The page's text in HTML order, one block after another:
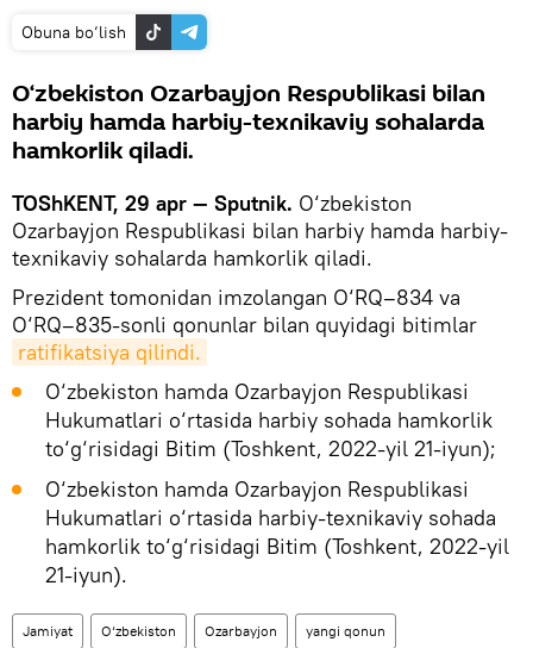
Obuna bo‘lish
O‘zbekiston Ozarbayjon Respublikasi bilan
harbiy hamda harbiy-texnikaviy sohalarda
hamkorlik qiladi.
TOShKENT, 29 apr — Sputnik. O‘zbekiston
Ozarbayjon Respublikasi bilan harbiy hamda harbiy-
texnikaviy sohalarda hamkorlik qiladi.
Prezident tomonidan imzolangan O‘RQ–834 va
O‘RQ–835-sonli qonunlar bilan quyidagi bitimlar
ratifikatsiya qilindi.
O‘zbekiston hamda Ozarbayjon Respublikasi
Hukumatlari o‘rtasida harbiy sohada hamkorlik
to‘g‘risidagi Bitim (Toshkent, 2022-yil 21-iyun);
O‘zbekiston hamda Ozarbayjon Respublikasi
Hukumatlari o‘rtasida harbiy-texnikaviy sohada
hamkorlik to‘g‘risidagi Bitim (Toshkent, 2022-yil
21-iyun).
Jamiyat O‘zbekiston Ozarbayjon yangi qonun